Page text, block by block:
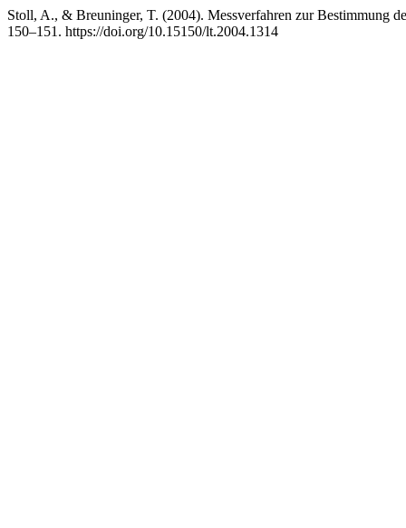
Stoll, A., & Breuninger, T. (2004). Messverfahren zur Bestimmung
150–151. https://doi.org/10.15150/lt.2004.1314